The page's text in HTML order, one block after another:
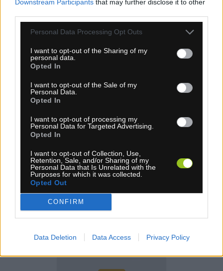
Downstream Participants that may further disclose it to other
Personal Data Processing Opt Outs
I want to opt-out of the Sharing of my
personal data.
Opted In
I want to opt-out of the Sale of my
Personal Data.
Opted In
I want to opt-out of processing my
Personal Data for Targeted Advertising.
Opted In
I want to opt-out of Collection, Use,
Retention, Sale, and/or Sharing of my
Personal Data that Is Unrelated with the
Purposes for which it was collected.
Opted Out
CONFIRM
Data Deletion Data Access Privacy Policy
1-3 dní
MOC: 15,30 € 6,30 €
SPORTFUL MATCHY ČELENKA ČERVENÁ